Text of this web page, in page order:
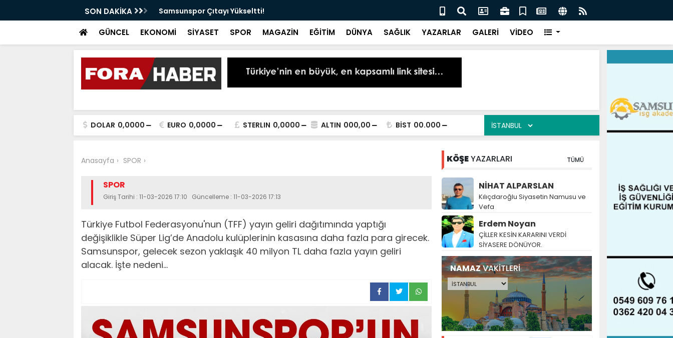
SON DAKİKA
Bir Tekkeköy İçin Çalışıyoruz" Samsunspor Çıtayı Yükseltti! Başkan Kurnaz: İlkadım’da Gönüllere Dokunuyoruz
GÜNCEL EKONOMİ SİYASET SPOR MAGAZİN EĞİTİM DÜNYA SAĞLIK YAZARLAR GALERİ VİDEO
DOLAR 0,0000 EURO 0,0000 STERLIN 0,0000 ALTIN 000,00 BİST 00.000
Anasayfa SPOR
SPOR
Giriş Tarihi : 11-03-2026 17:10 Güncelleme : 11-03-2026 17:13
Türkiye Futbol Federasyonu'nun (TFF) yayın geliri dağıtımında yaptığı
değişiklikle Süper Lig’de Anadolu kulüplerinin kasasına daha fazla para girecek.
Samsunspor, gelecek sezon yaklaşık 40 milyon TL daha fazla yayın geliri
alacak. İşte nedeni...
KÖŞEYAZARLARI TÜMÜ
NİHAT ALPARSLAN
Kılıçdaroğlu Siyasetin Namusu ve
Vefa
Erdem Noyan
ÇİLLER KESİN KARARINI VERDİ
SİYASERE DÖNÜYOR.
NAMAZVAKİTLERİ